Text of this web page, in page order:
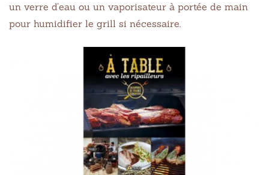
un verre d’eau ou un vaporisateur à portée de main
pour humidifier le grill si nécessaire.